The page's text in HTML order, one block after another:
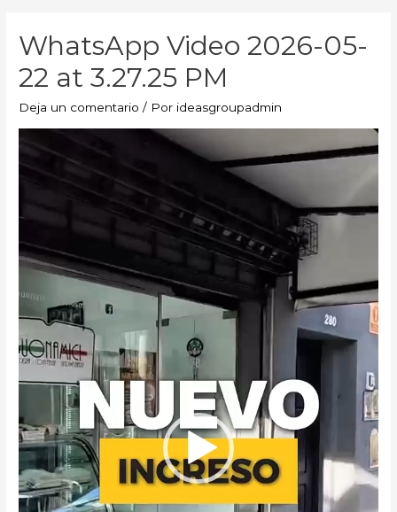
WhatsApp Video 2026-05-
22 at 3.27.25 PM
Deja un comentario / Por ideasgroupadmin